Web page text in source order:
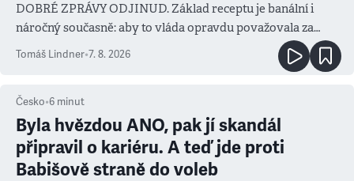
DOBRÉ ZPRÁVY ODJINUD. Základ receptu je banální i
náročný současně: aby to vláda opravdu považovala za
prioritu
Tomáš Lindner•7. 8. 2026
Česko•6 minut
Byla hvězdou ANO, pak jí skandál
připravil o kariéru. A teď jde proti
Babišově straně do voleb